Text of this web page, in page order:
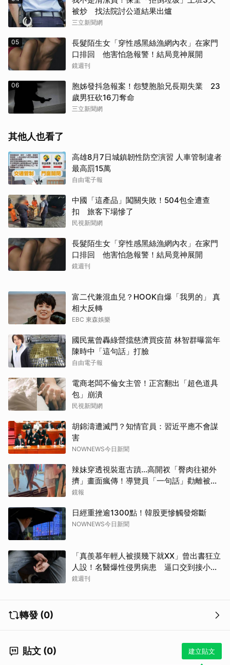
被炒 找法院討公道結果出爐
三立新聞網
05
長髮陌生女「穿性感黑絲漁網內衣」在家門
口排回 他害怕急報警！結局竟神展開
鏡週刊
06
胞姊發抖急報案！怨雙胞胎兄長期失業 23
歲男狂砍16刀奪命
三立新聞網
其他人也看了
高雄8月7日城鎮韌性防空演習 人車管制違者
最高罰15萬
自由電子報
中國「這產品」闖關失敗！504包全遭查
扣 旅客下場慘了
民視新聞網
長髮陌生女「穿性感黑絲漁網內衣」在家門
口排回 他害怕急報警！結局竟神展開
鏡週刊
富二代兼混血兒？HOOK自爆「我男的」 真
相大反轉
EBC 東森娛樂
國民黨曾轟綠營擋慈濟買疫苗 林智群曝當年
陳時中「這句話」打臉
自由電子報
電商老闆不倫女主管！正宮翻出「超色道具
包」崩潰
民視新聞網
胡錦濤遭滅門？知情官員：習近平應不會謀
害
NOWNEWS今日新聞
辣妹穿透視裝逛古蹟…高開衩「臀肉往裙外
擠」畫面瘋傳！導覽員「一句話」勸離被狂
讚
鏡報
日經重挫逾1300點！韓股更慘觸發熔斷
NOWNEWS今日新聞
「真羨慕年輕人被摸幾下就XX」曾出書狂立
人設！名醫爆性侵男病患 逼口交到接小孩
鬧鐘響才停
鏡週刊
轉發 (0)
貼文 (0) 建立貼文